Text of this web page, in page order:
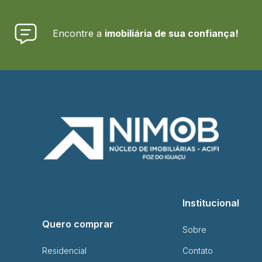
Encontre a imobiliária de sua confiança!
Quero comprar
Residencial
Institucional
Sobre
Contato